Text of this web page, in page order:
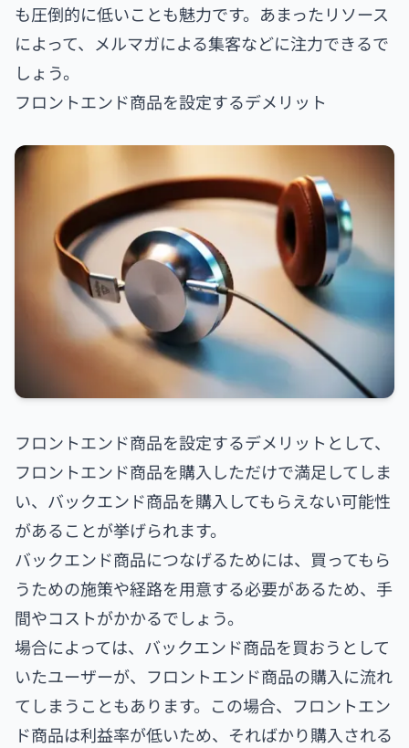
も圧倒的に低いことも魅力です。あまったリソース
によって、メルマガによる集客などに注力できるで
しょう。
フロントエンド商品を設定するデメリット
フロントエンド商品を設定するデメリットとして、
フロントエンド商品を購入しただけで満足してしま
い、バックエンド商品を購入してもらえない可能性
があることが挙げられます。
バックエンド商品につなげるためには、買ってもら
うための施策や経路を用意する必要があるため、手
間やコストがかかるでしょう。
場合によっては、バックエンド商品を買おうとして
いたユーザーが、フロントエンド商品の購入に流れ
てしまうこともあります。この場合、フロントエン
ド商品は利益率が低いため、そればかり購入される